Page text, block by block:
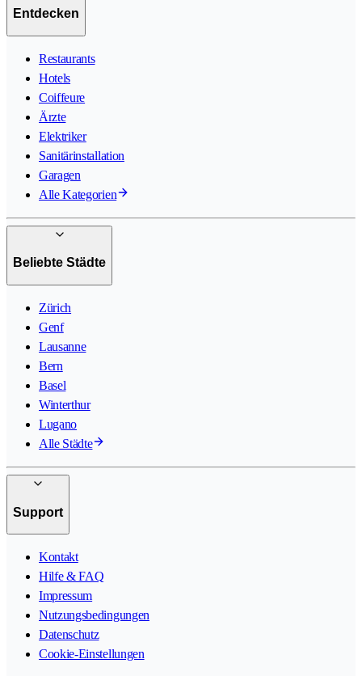
Entdecken
Restaurants
Hotels
Coiffeure
Ärzte
Elektriker
Sanitärinstallation
Garagen
Alle Kategorien
Beliebte Städte
Zürich
Genf
Lausanne
Bern
Basel
Winterthur
Lugano
Alle Städte
Support
Kontakt
Hilfe & FAQ
Impressum
Nutzungsbedingungen
Datenschutz
Cookie-Einstellungen